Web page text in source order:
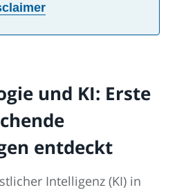
und KI: Erste
entdeckt
Intelligenz (KI) in